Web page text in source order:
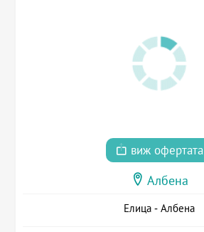
виж офертата
Албена
Елица - Албена